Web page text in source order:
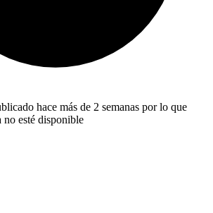
hace más de 2 semanas por lo que
no esté disponible